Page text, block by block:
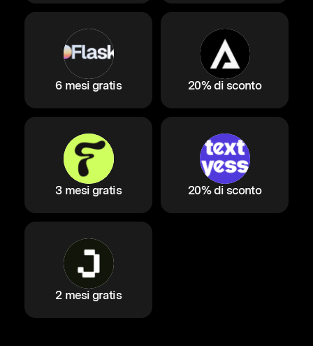
6 mesi gratis 20% di sconto
3 mesi gratis 20% di sconto
2 mesi gratis